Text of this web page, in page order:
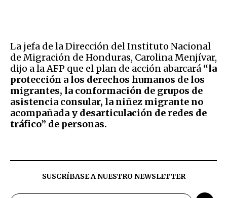
La jefa de la Dirección del Instituto Nacional
de Migración de Honduras, Carolina Menjívar,
dijo a la AFP que el plan de acción abarcará “la
protección a los derechos humanos de los
migrantes, la conformación de grupos de
asistencia consular, la niñez migrante no
acompañada y desarticulación de redes de
tráfico” de personas.
SUSCRÍBASE A NUESTRO NEWSLETTER